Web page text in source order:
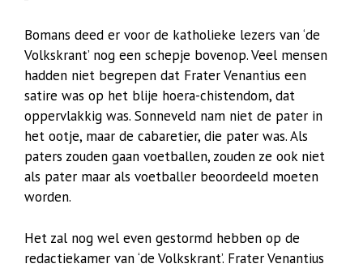
Bomans deed er voor de katholieke lezers van ‘de
Volkskrant’ nog een schepje bovenop. Veel mensen
hadden niet begrepen dat Frater Venantius een
satire was op het blije hoera-chistendom, dat
oppervlakkig was. Sonneveld nam niet de pater in
het ootje, maar de cabaretier, die pater was. Als
paters zouden gaan voetballen, zouden ze ook niet
als pater maar als voetballer beoordeeld moeten
worden.
Het zal nog wel even gestormd hebben op de
redactiekamer van ‘de Volkskrant’. Frater Venantius